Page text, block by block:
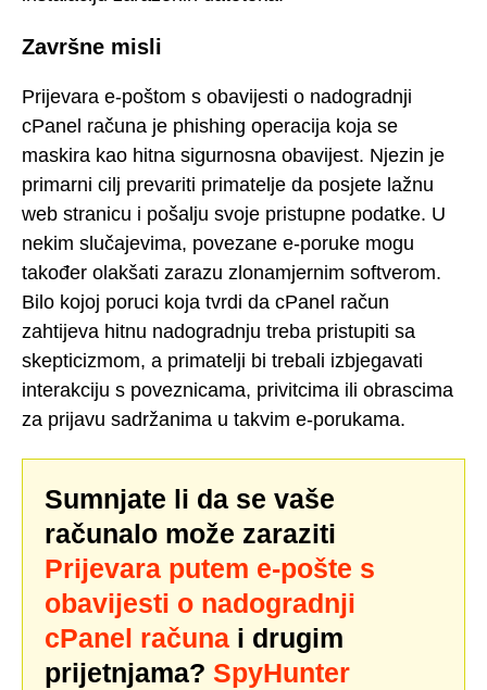
Završne misli
Prijevara e-poštom s obavijesti o nadogradnji
cPanel računa je phishing operacija koja se
maskira kao hitna sigurnosna obavijest. Njezin je
primarni cilj prevariti primatelje da posjete lažnu
web stranicu i pošalju svoje pristupne podatke. U
nekim slučajevima, povezane e-poruke mogu
također olakšati zarazu zlonamjernim softverom.
Bilo kojoj poruci koja tvrdi da cPanel račun
zahtijeva hitnu nadogradnju treba pristupiti sa
skepticizmom, a primatelji bi trebali izbjegavati
interakciju s poveznicama, privitcima ili obrascima
za prijavu sadržanima u takvim e-porukama.
Sumnjate li da se vaše
računalo može zaraziti
Prijevara putem e-pošte s
obavijesti o nadogradnji
cPanel računa i drugim
prijetnjama? SpyHunter